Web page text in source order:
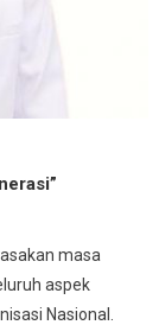
masa
aspek
Nasional.